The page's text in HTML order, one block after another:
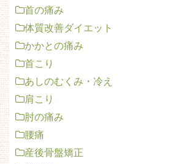
首の痛み
体質改善ダイエット
かかとの痛み
首こり
あしのむくみ・冷え
肩こり
肘の痛み
腰痛
産後骨盤矯正